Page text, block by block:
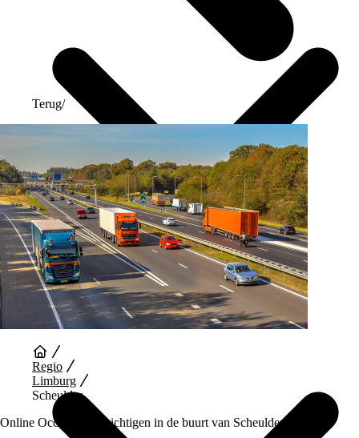
Auto Diensten
Terug/
Regio
Limburg
Scheulder
Online Occasions bezichtigen in de buurt van Scheulder